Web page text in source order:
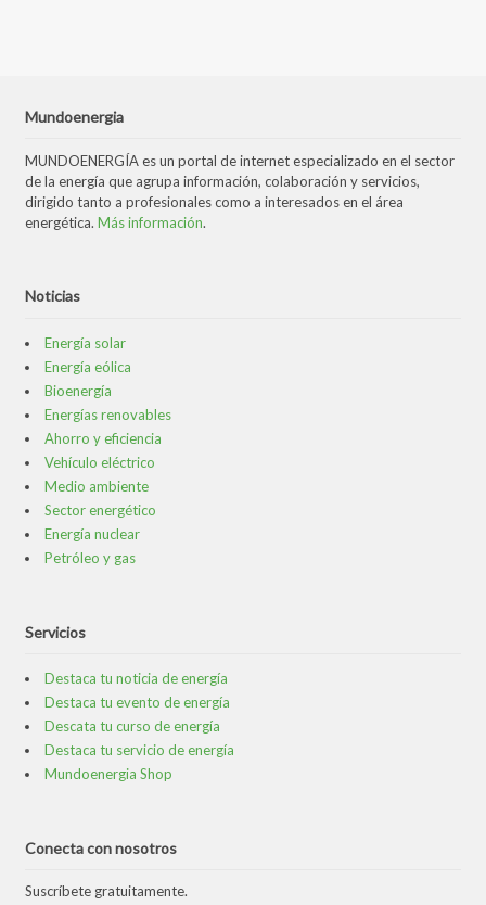
Mundoenergia
MUNDOENERGÍA es un portal de internet especializado en el sector
de la energía que agrupa información, colaboración y servicios,
dirigido tanto a profesionales como a interesados en el área
energética. Más información.
Noticias
Energía solar
Energía eólica
Bioenergía
Energías renovables
Ahorro y eficiencia
Vehículo eléctrico
Medio ambiente
Sector energético
Energía nuclear
Petróleo y gas
Servicios
Destaca tu noticia de energía
Destaca tu evento de energía
Descata tu curso de energía
Destaca tu servicio de energía
Mundoenergia Shop
Conecta con nosotros
Suscríbete gratuitamente.